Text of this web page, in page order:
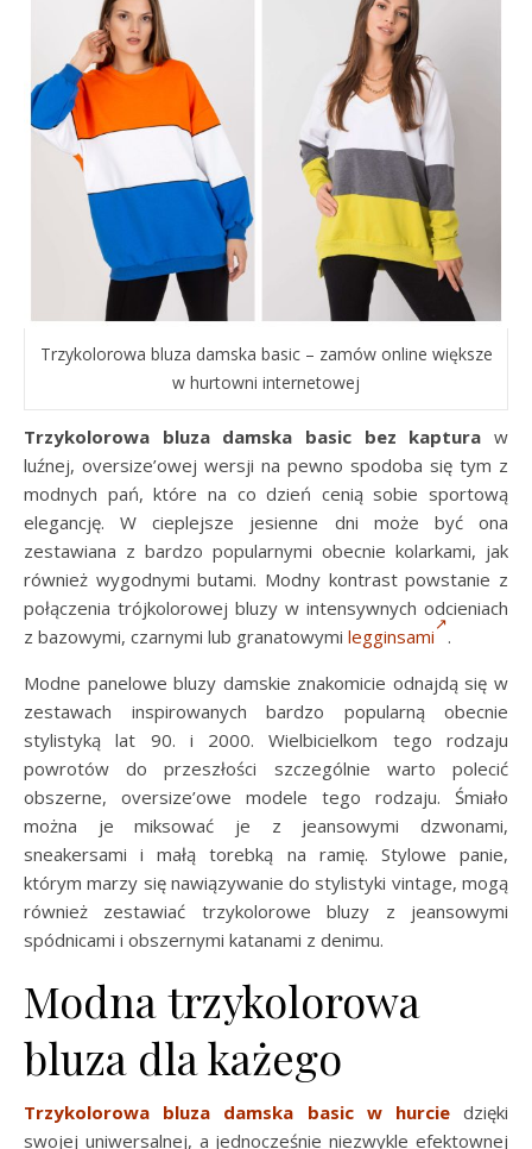
Trzykolorowa bluza damska basic – zamów online większe
w hurtowni internetowej
Trzykolorowa bluza damska basic bez kaptura w
luźnej, oversize’owej wersji na pewno spodoba się tym z
modnych pań, które na co dzień cenią sobie sportową
elegancję. W cieplejsze jesienne dni może być ona
zestawiana z bardzo popularnymi obecnie kolarkami, jak
również wygodnymi butami. Modny kontrast powstanie z
połączenia trójkolorowej bluzy w intensywnych odcieniach
z bazowymi, czarnymi lub granatowymi legginsami .
Modne panelowe bluzy damskie znakomicie odnajdą się w
zestawach inspirowanych bardzo popularną obecnie
stylistyką lat 90. i 2000. Wielbicielkom tego rodzaju
powrotów do przeszłości szczególnie warto polecić
obszerne, oversize’owe modele tego rodzaju. Śmiało
można je miksować je z jeansowymi dzwonami,
sneakersami i małą torebką na ramię. Stylowe panie,
którym marzy się nawiązywanie do stylistyki vintage, mogą
również zestawiać trzykolorowe bluzy z jeansowymi
spódnicami i obszernymi katanami z denimu.
Modna trzykolorowa
bluza dla każego
Trzykolorowa bluza damska basic w hurciedzięki
swojej uniwersalnej, a jednocześnie niezwykle efektownej